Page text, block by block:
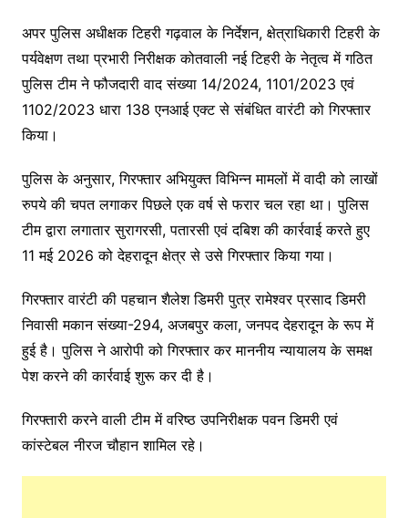
अपर पुलिस अधीक्षक टिहरी गढ़वाल के निर्देशन, क्षेत्राधिकारी टिहरी के
पर्यवेक्षण तथा प्रभारी निरीक्षक कोतवाली नई टिहरी के नेतृत्व में गठित
पुलिस टीम ने फौजदारी वाद संख्या 14/2024, 1101/2023 एवं
1102/2023 धारा 138 एनआई एक्ट से संबंधित वारंटी को गिरफ्तार
किया।
पुलिस के अनुसार, गिरफ्तार अभियुक्त विभिन्न मामलों में वादी को लाखों
रुपये की चपत लगाकर पिछले एक वर्ष से फरार चल रहा था। पुलिस
टीम द्वारा लगातार सुरागरसी, पतारसी एवं दबिश की कार्रवाई करते हुए
11 मई 2026 को देहरादून क्षेत्र से उसे गिरफ्तार किया गया।
गिरफ्तार वारंटी की पहचान शैलेश डिमरी पुत्र रामेश्वर प्रसाद डिमरी
निवासी मकान संख्या-294, अजबपुर कला, जनपद देहरादून के रूप में
हुई है। पुलिस ने आरोपी को गिरफ्तार कर माननीय न्यायालय के समक्ष
पेश करने की कार्रवाई शुरू कर दी है।
गिरफ्तारी करने वाली टीम में वरिष्ठ उपनिरीक्षक पवन डिमरी एवं
कांस्टेबल नीरज चौहान शामिल रहे।